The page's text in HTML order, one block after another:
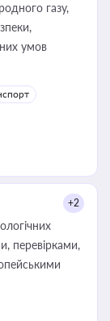
газу,
умов
+2
перевірками,